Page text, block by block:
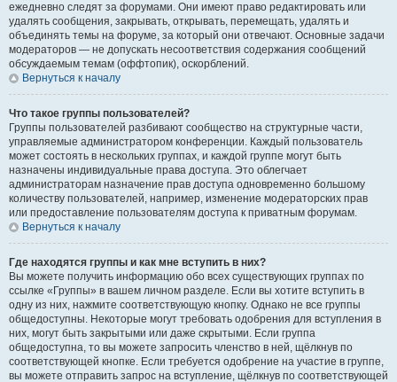
ежедневно следят за форумами. Они имеют право редактировать или
удалять сообщения, закрывать, открывать, перемещать, удалять и
объединять темы на форуме, за который они отвечают. Основные задачи
модераторов — не допускать несоответствия содержания сообщений
обсуждаемым темам (оффтопик), оскорблений.
Вернуться к началу
Что такое группы пользователей?
Группы пользователей разбивают сообщество на структурные части,
управляемые администратором конференции. Каждый пользователь
может состоять в нескольких группах, и каждой группе могут быть
назначены индивидуальные права доступа. Это облегчает
администраторам назначение прав доступа одновременно большому
количеству пользователей, например, изменение модераторских прав
или предоставление пользователям доступа к приватным форумам.
Вернуться к началу
Где находятся группы и как мне вступить в них?
Вы можете получить информацию обо всех существующих группах по
ссылке «Группы» в вашем личном разделе. Если вы хотите вступить в
одну из них, нажмите соответствующую кнопку. Однако не все группы
общедоступны. Некоторые могут требовать одобрения для вступления в
них, могут быть закрытыми или даже скрытыми. Если группа
общедоступна, то вы можете запросить членство в ней, щёлкнув по
соответствующей кнопке. Если требуется одобрение на участие в группе,
вы можете отправить запрос на вступление, щёлкнув по соответствующей